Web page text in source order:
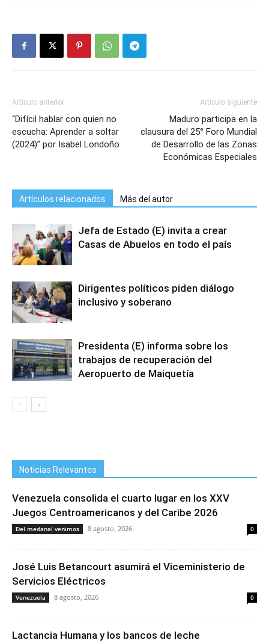
Artículo anterior
“Difícil hablar con quien no
escucha: Aprender a soltar
(2024)” por Isabel Londoño
Artículo siguiente
Maduro participa en la
clausura del 25° Foro Mundial
de Desarrollo de las Zonas
Económicas Especiales
Artículos relacionados Más del autor
Jefa de Estado (E) invita a crear
Casas de Abuelos en todo el país
Dirigentes políticos piden diálogo
inclusivo y soberano
Presidenta (E) informa sobre los
trabajos de recuperación del
Aeropuerto de Maiquetía
Noticias Relevantes
Venezuela consolida el cuarto lugar en los XXV
Juegos Centroamericanos y del Caribe 2026
Del medanal venimos 8 agosto, 2026 0
José Luis Betancourt asumirá el Viceministerio de
Servicios Eléctricos
Venezuela 8 agosto, 2026 0
Lactancia Humana y los bancos de leche